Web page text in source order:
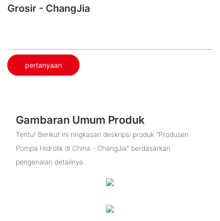
Grosir - ChangJia
pertanyaan
Gambaran Umum Produk
Tentu! Berikut ini ringkasan deskripsi produk “Produsen
Pompa Hidrolik di China - ChangJia” berdasarkan
pengenalan detailnya: